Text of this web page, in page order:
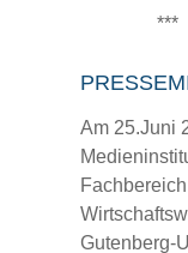
***
Am 25.Juni
Gutenberg-